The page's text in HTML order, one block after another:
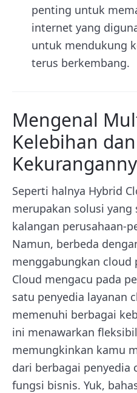
penting untuk
internet yang
untuk mendukung
terus berkembang.
Mengenal
Kelebihan dan
Seperti halnya Hybrid
merupakan solusi
kalangan perusahaan-
Namun, berbeda
menggabungkan
Cloud mengacu pada
satu penyedia layanan
memenuhi berbagai
ini menawarkan
memungkinkan kamu
dari berbagai penyedia
fungsi bisnis. Yuk,